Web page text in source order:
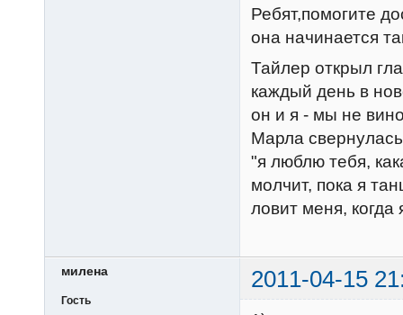
Ребят,помогите
она начинается
Тайлер открыл
каждый день в
он и я - мы не
Марла
"я люблю тебя,
молчит, пока я
ловит меня, когда
милена 2011-04-15
Гость